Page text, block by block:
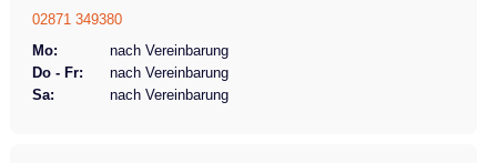
02871 349380
Mo:
nach Vereinbarung
Do - Fr:
nach Vereinbarung
Sa:
nach Vereinbarung